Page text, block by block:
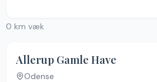
0 km væk
Allerup Gamle Have
Odense